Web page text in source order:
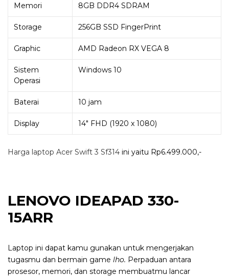
Memori 8GB DDR4 SDRAM
Storage 256GB SSD FingerPrint
Graphic AMD Radeon RX VEGA 8
Sistem
Operasi
Windows 10
Baterai 10 jam
Display 14″ FHD (1920 x 1080)
Harga laptop Acer Swift 3 Sf314 ini yaitu Rp6.499.000,-
LENOVO IDEAPAD 330-
15ARR
Laptop ini dapat kamu gunakan untuk mengerjakan
tugasmu dan bermain game lho. Perpaduan antara
prosesor, memori, dan storage membuatmu lancar